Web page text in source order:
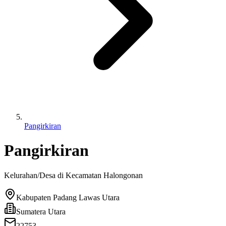
Pangirkiran
Pangirkiran
Kelurahan/Desa di Kecamatan Halongonan
Kabupaten Padang Lawas Utara
Sumatera Utara